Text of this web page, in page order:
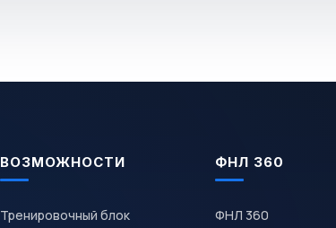
ВОЗМОЖНОСТИ
Тренировочный блок
ФНЛ 360
ФНЛ 360